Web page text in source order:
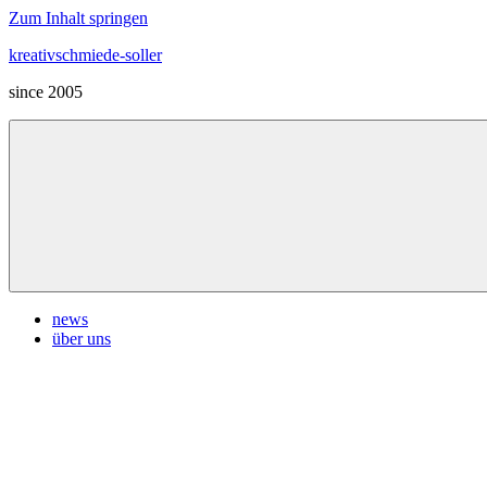
Zum Inhalt springen
kreativschmiede-soller
since 2005
news
über uns